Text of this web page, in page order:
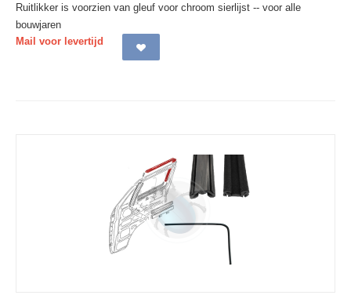
Ruitlikker is voorzien van gleuf voor chroom sierlijst -- voor alle
bouwjaren
Mail voor levertijd